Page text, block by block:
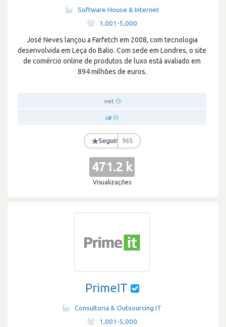
Software House & Internet
1,001-5,000
José Neves lançou a Farfetch em 2008, com tecnologia
desenvolvida em Leça do Balio. Com sede em Londres, o site
de comércio online de produtos de luxo está avaliado em
894 milhões de euros.
.net
c#
★Seguir 965
471.2 k
Visualizações
PrimeIT
Consultoria & Outsourcing IT
1,001-5,000